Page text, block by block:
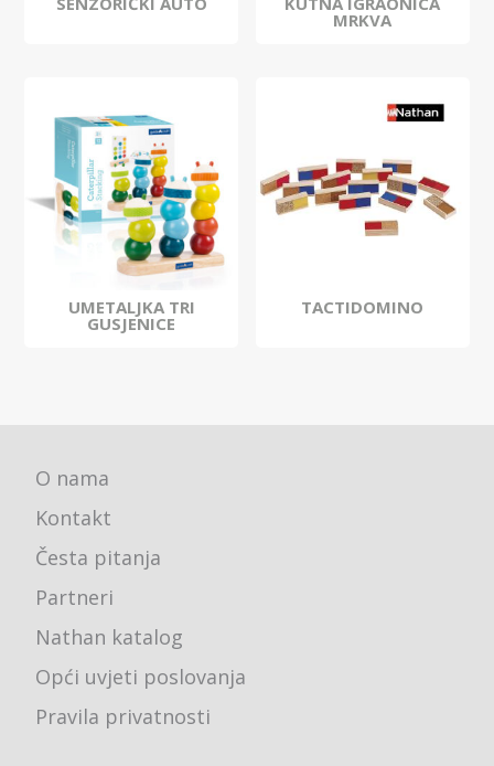
MRKVA
UMETALJKA TRI
GUSJENICE
TACTIDOMINO
O nama
Kontakt
Česta pitanja
Partneri
Nathan katalog
Opći uvjeti poslovanja
Pravila privatnosti